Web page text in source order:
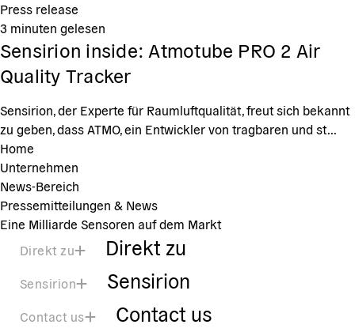
Press release
3 minuten gelesen
Sensirion inside: Atmotube PRO 2 Air
Quality Tracker
Sensirion, der Experte für Raumluftqualität, freut sich bekannt
zu geben, dass ATMO, ein Entwickler von tragbaren und st...
Home
Unternehmen
News-Bereich
Pressemitteilungen & News
Eine Milliarde Sensoren auf dem Markt
Direkt zu
Direkt zu
Sensirion Sensirion
Contact us Contact us